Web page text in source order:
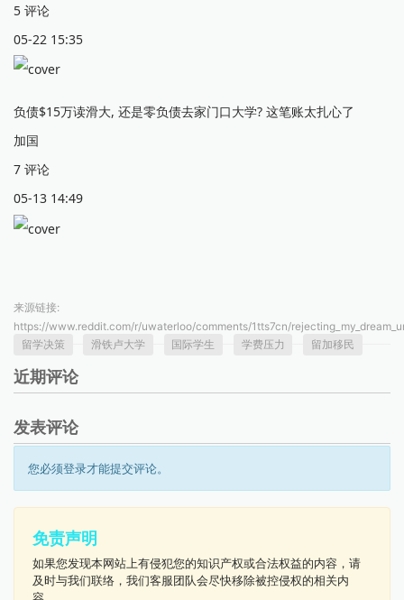
5 评论
05-22 15:35
负债$15万读滑大, 还是零负债去家门口大学? 这笔账太扎心了
加国
7 评论
05-13 14:49
来源链接:
https://www.reddit.com/r/uwaterloo/comments/1tts7cn/
留学决策
滑铁卢大学 国际学生 学费压力 留加移民
近期评论
发表评论
您必须登录才能提交评论。
免责声明
如果您发现本网站上有侵犯您的知识产权或合法权益的内容，请
及时与我们联络，我们客服团队会尽快移除被控侵权的相关内
容。